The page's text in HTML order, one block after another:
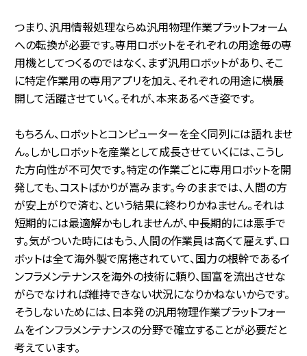
つまり、汎用情報処理ならぬ汎用物理作業プラットフォーム
への転換が必要です。専用ロボットをそれぞれの用途毎の専
用機としてつくるのではなく、まず汎用ロボットがあり、そこ
に特定作業用の専用アプリを加え、それぞれの用途に横展
開して活躍させていく――。それが、本来あるべき姿です。
もちろん、ロボットとコンピューターを全く同列には語れませ
ん。しかしロボットを産業として成長させていくには、こうし
た方向性が不可欠です。特定の作業ごとに専用ロボットを開
発しても、コストばかりが嵩みます。今のままでは、人間の方
が安上がりで済む、という結果に終わりかねません。それは
短期的には最適解かもしれませんが、中長期的には悪手で
す。気がついた時にはもう、人間の作業員は高くて雇えず、ロ
ボットは全て海外製で席捲されていて、国力の根幹であるイ
ンフラメンテナンスを海外の技術に頼り、国富を流出させな
がらでなければ維持できない状況になりかねないからです。
そうしないためには、日本発の汎用物理作業プラットフォー
ムをインフラメンテナンスの分野で確立することが必要だと
考えています。